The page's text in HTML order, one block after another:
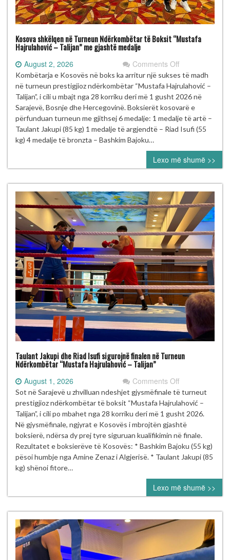
Kosova shkëlqen në Turneun Ndërkombëtar të Boksit “Mustafa
Hajrulahović – Talijan” me gjashtë medalje
August 2, 2026 Comments Offon
Kosova
shkëlqen
në
Turneun
Ndërkombëtar
të
“Mustafa
Hajrulahović
–
Talijan”
me
gjashtë
medalje
Kombëtarja e Kosovës në boks ka arritur një sukses të madh
në turneun prestigjioz ndërkombëtar “Mustafa Hajrulahović –
Talijan”, i cili u mbajt nga 28 korriku deri më 1 gusht 2026 në
Sarajevë, Bosnje dhe Hercegovinë. Boksierët kosovarë e
përfunduan turneun me gjithsej 6 medalje: 1 medalje të artë –
Taulant Jakupi (85 kg) 1 medalje të argjendtë – Riad Isufi (55
kg) 4 medalje të bronzta – Bashkim Bajoku…
Lexo më shumë >>
Taulant Jakupi dhe Riad Isufi sigurojnë finalen në Turneun
Ndërkombëtar “Mustafa Hajrulahović – Talijan”
August 1, 2026 Comments Offon
Taulant
Jakupi
dhe
Riad
Isufi
sigurojnë
finalen
Turneun
Ndërkombëtar
“Mustafa
Hajrulahović
–
Sot në Sarajevë u zhvilluan ndeshjet gjysmëfinale të turneut
prestigjioz ndërkombëtar të boksit “Mustafa Hajrulahović –
Talijan”, i cili po mbahet nga 28 korriku deri më 1 gusht 2026.
Në gjysmëfinale, ngjyrat e Kosovës i mbrojtën gjashtë
boksierë, ndërsa dy prej tyre siguruan kualifikimin në finale.
Rezultatet e boksierëve të Kosovës: * Bashkim Bajoku (55 kg)
pësoi humbje nga Amine Zenaz i Algjerisë. * Taulant Jakupi (85
kg) shënoi fitore…
Lexo më shumë >>